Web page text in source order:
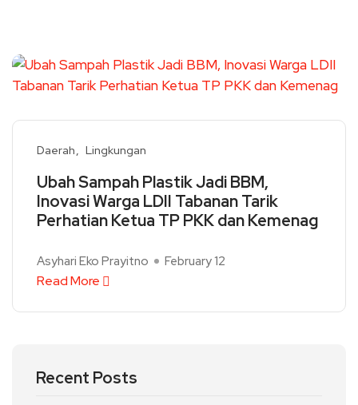
Daerah Lingkungan
Ubah Sampah Plastik Jadi BBM,
Inovasi Warga LDII Tabanan Tarik
Perhatian Ketua TP PKK dan Kemenag
Asyhari Eko Prayitno February 12
Read More
Recent Posts